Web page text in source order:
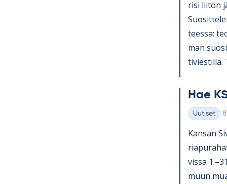
risi lii­ton
teessa:
man
ti­vies­tillä.
Hae
Kategoriat
Uutiset
Kan­san
vissa
muun